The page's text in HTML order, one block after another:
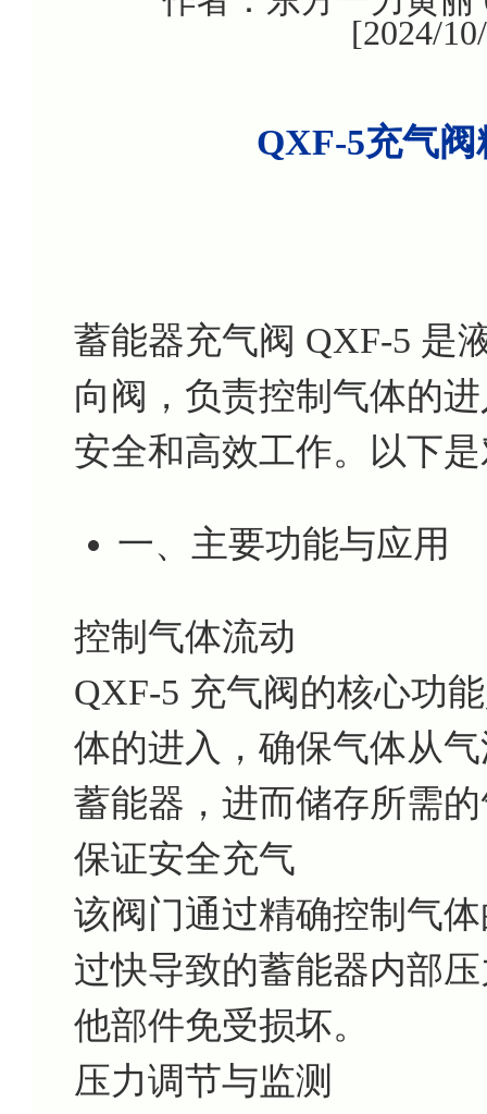
[2024/
QXF-5充气
蓄能器充气阀 QXF-5 是
向阀，负责控制气体的
安全和高效工作。以下
一、主要功能与应用
控制气体流动
QXF-5 充气阀的核心功
体的进入，确保气体从
蓄能器，进而储存所需
保证安全充气
该阀门通过精确控制气
过快导致的蓄能器内部
他部件免受损坏。
压力调节与监测